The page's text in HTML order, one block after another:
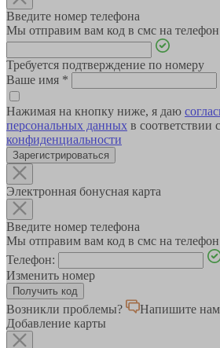
Введите номер телефона
Мы отправим вам код в смс на
Требуется подтверждение по номеру
Ваше имя *
Нажимая на кнопку ниже, я даю
персональных данных в соответствии с
конфиденциальности
Зарегистрироваться
Электронная бонусная карта
Введите номер телефона
Мы отправим вам код в смс на
Телефон:
Изменить номер
Возникли проблемы?
Напишите нам
Добавление карты